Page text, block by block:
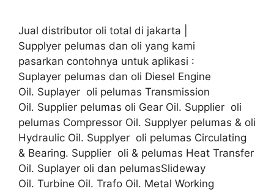
Jual distributor oli total di jakarta |
Supplyer pelumas dan oli yang kami
pasarkan contohnya untuk aplikasi :
Suplayer pelumas dan oli Diesel Engine
Oil. Suplayer oli pelumas Transmission
Oil. Supplier pelumas oli Gear Oil. Supplier oli
pelumas Compressor Oil. Supplyer pelumas & oli
Hydraulic Oil. Supplyer oli pelumas Circulating
& Bearing. Supplier oli & pelumas Heat Transfer
Oil. Suplayer oli dan pelumasSlideway
Oil. Turbine Oil. Trafo Oil. Metal Working